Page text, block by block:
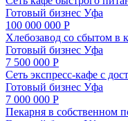
Готовый бизнес Уфа
100 000 000 Р
Хлебозавод со сбытом в
Готовый бизнес Уфа
7 500 000 Р
Сеть экспресс-кафе с
Готовый бизнес Уфа
7 000 000 Р
Пекарня в собственном